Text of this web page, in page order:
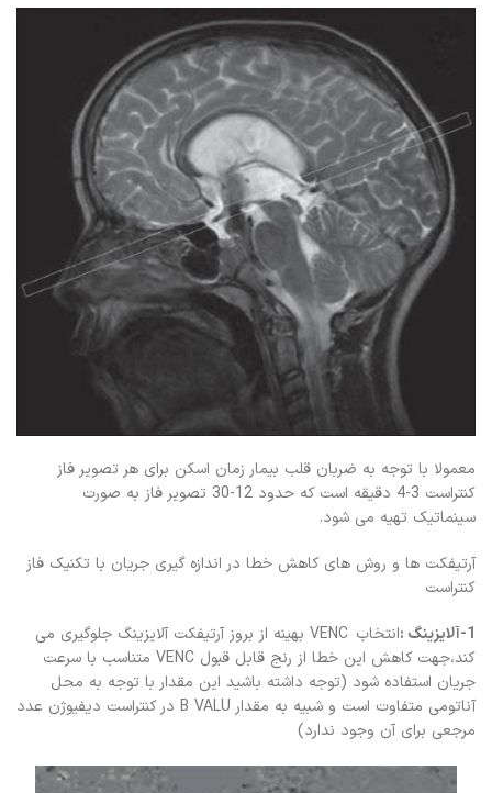
معمولا با توجه به ضربان قلب بیمار زمان اسکن برای هر تصویر فاز
کنتراست 3-4 دقیقه است که حدود 12-30 تصویر فاز به صورت
سینماتیک تهیه می شود.
آرتیفکت ها و روش های کاهش خطا در اندازه گیری جریان با تکنیک فاز
کنتراست
1-آلایزینگ :
انتخاب VENC بهینه از بروز آرتیفکت آلایزینگ جلوگیری می
کند،جهت کاهش این خطا از رنج قابل قبول VENC متناسب با سرعت
جریان استفاده شود (توجه داشته باشید این مقدار با توجه به محل
آناتومی متفاوت است و شبیه به مقدار B VALU در کنتراست دیفیوژن عدد
مرجعی برای آن وجود ندارد)